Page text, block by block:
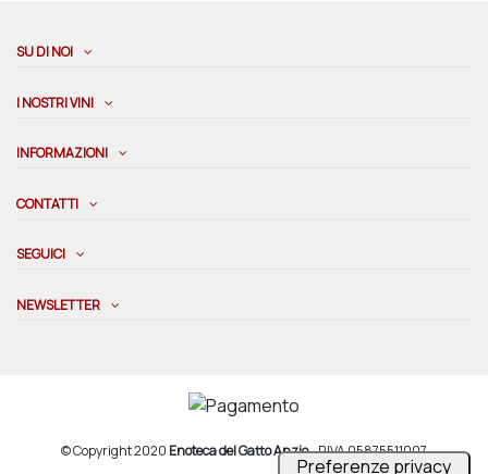
SU DI NOI
I NOSTRI VINI
INFORMAZIONI
CONTATTI
SEGUICI
NEWSLETTER
© Copyright 2020 Enoteca del Gatto Anzio- P.IVA 05875511007